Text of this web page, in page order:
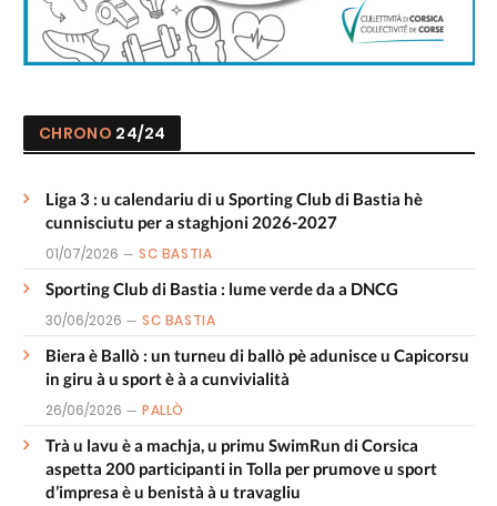
CHRONO 24/24
Liga 3 : u calendariu di u Sporting Club di Bastia hè
cunnisciutu per a staghjoni 2026-2027
01/07/2026 SC BASTIA
Sporting Club di Bastia : lume verde da a DNCG
30/06/2026 SC BASTIA
Biera è Ballò : un turneu di ballò pè adunisce u Capicorsu
in giru à u sport è à a cunvivialità
26/06/2026 PALLÒ
Trà u lavu è a machja, u primu SwimRun di Corsica
aspetta 200 participanti in Tolla per prumove u sport
d’impresa è u benistà à u travagliu